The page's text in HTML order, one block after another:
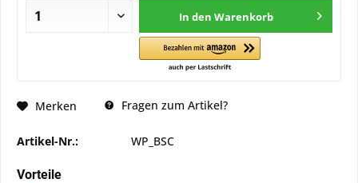
In den Warenkorb
Merken Fragen zum Artikel?
Artikel-Nr.: WP_BSC
Vorteile